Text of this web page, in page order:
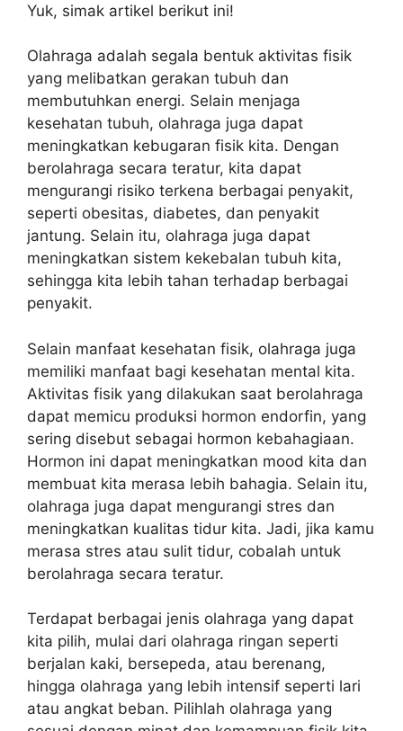
Yuk, simak artikel berikut ini!
Olahraga adalah segala bentuk aktivitas fisik
yang melibatkan gerakan tubuh dan
membutuhkan energi. Selain menjaga
kesehatan tubuh, olahraga juga dapat
meningkatkan kebugaran fisik kita. Dengan
berolahraga secara teratur, kita dapat
mengurangi risiko terkena berbagai penyakit,
seperti obesitas, diabetes, dan penyakit
jantung. Selain itu, olahraga juga dapat
meningkatkan sistem kekebalan tubuh kita,
sehingga kita lebih tahan terhadap berbagai
penyakit.
Selain manfaat kesehatan fisik, olahraga juga
memiliki manfaat bagi kesehatan mental kita.
Aktivitas fisik yang dilakukan saat berolahraga
dapat memicu produksi hormon endorfin, yang
sering disebut sebagai hormon kebahagiaan.
Hormon ini dapat meningkatkan mood kita dan
membuat kita merasa lebih bahagia. Selain itu,
olahraga juga dapat mengurangi stres dan
meningkatkan kualitas tidur kita. Jadi, jika kamu
merasa stres atau sulit tidur, cobalah untuk
berolahraga secara teratur.
Terdapat berbagai jenis olahraga yang dapat
kita pilih, mulai dari olahraga ringan seperti
berjalan kaki, bersepeda, atau berenang,
hingga olahraga yang lebih intensif seperti lari
atau angkat beban. Pilihlah olahraga yang